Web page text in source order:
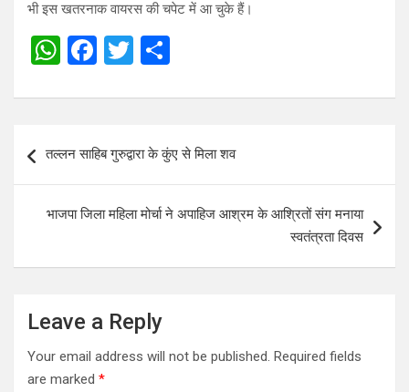
भी इस खतरनाक वायरस की चपेट में आ चुके हैं।
W
at
A
p
p
F
ce
b
o
o
k
T
tt
er
ar
navigation
तल्लन साहिब गुरुद्वारा के कुंए से मिला शव
भाजपा जिला महिला मोर्चा ने अपाहिज आश्रम के आश्रितों संग मनाया
स्वतंत्रता दिवस
Leave a Reply
Your email address will not be published. Required fields
are marked *